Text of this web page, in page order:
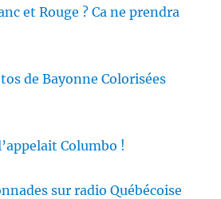
et Rouge ? Ca ne prendra
de Bayonne Colorisées
Columbo !
sur radio Québécoise